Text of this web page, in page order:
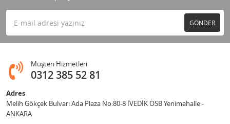
GÖNDER
Müşteri Hizmetleri
0312 385 52 81
Adres
Melih Gökçek Bulvarı Ada Plaza No:80-8 İVEDİK OSB Yenimahalle -
ANKARA